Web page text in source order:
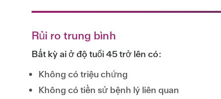
Rủi ro trung bình
Bất kỳ ai ở độ tuổi 45 trở lên có:
Không có triệu chứng
Không có tiền sử bệnh lý liên quan